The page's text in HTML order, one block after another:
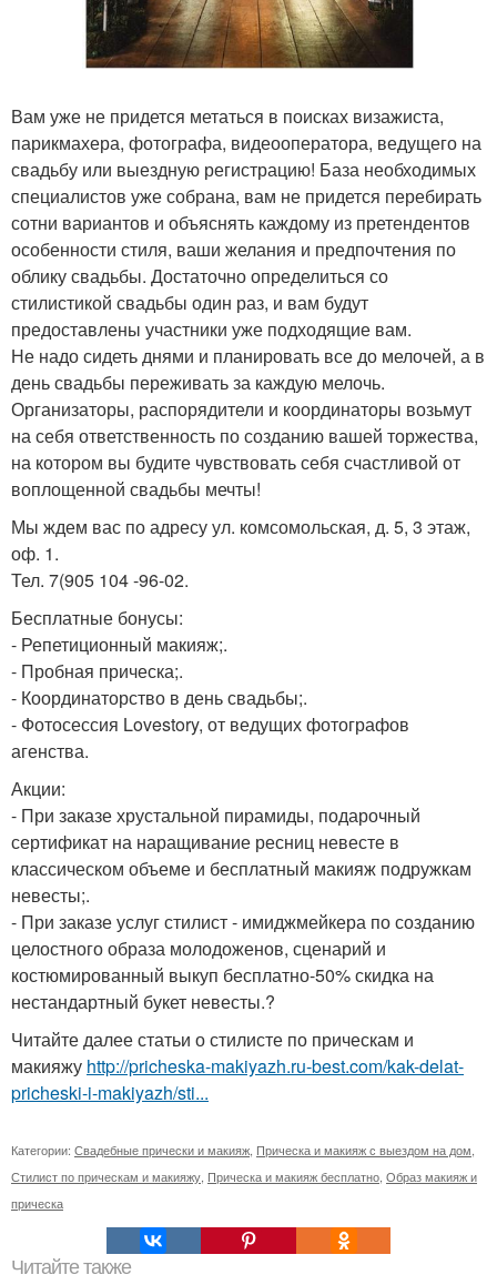
Вам уже не придется метаться в поисках визажиста,
парикмахера, фотографа, видеооператора, ведущего на
свадьбу или выездную регистрацию! База необходимых
специалистов уже собрана, вам не придется перебирать
сотни вариантов и объяснять каждому из претендентов
особенности стиля, ваши желания и предпочтения по
облику свадьбы. Достаточно определиться со
стилистикой свадьбы один раз, и вам будут
предоставлены участники уже подходящие вам.
Не надо сидеть днями и планировать все до мелочей, а в
день свадьбы переживать за каждую мелочь.
Организаторы, распорядители и координаторы возьмут
на себя ответственность по созданию вашей торжества,
на котором вы будите чувствовать себя счастливой от
воплощенной свадьбы мечты!
Мы ждем вас по адресу ул. комсомольская, д. 5, 3 этаж,
оф. 1.
Тел. 7(905 104 -96-02.
Бесплатные бонусы:
- Репетиционный макияж;.
- Пробная прическа;.
- Координаторство в день свадьбы;.
- Фотосессия Lovestory, от ведущих фотографов
агенства.
Акции:
- При заказе хрустальной пирамиды, подарочный
сертификат на наращивание ресниц невесте в
классическом объеме и бесплатный макияж подружкам
невесты;.
- При заказе услуг стилист - имиджмейкера по созданию
целостного образа молодоженов, сценарий и
костюмированный выкуп бесплатно-50% скидка на
нестандартный букет невесты.?
Читайте далее статьи о стилисте по прическам и
макияжу http://pricheska-makiyazh.ru-best.com/kak-delat-
pricheski-i-makiyazh/sti...
Категории: Свадебные прически и макияж Прическа и макияж с выездом на дом
Стилист по прическам и макияжу Прическа и макияж бесплатно Образ макияж и
прическа
Читайте также